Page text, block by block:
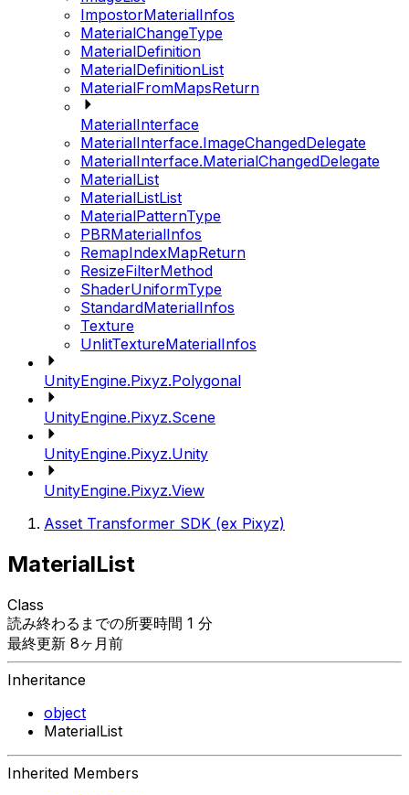
ImpostorMaterialInfos
MaterialChangeType
MaterialDefinition
MaterialDefinitionList
MaterialFromMapsReturn
MaterialInterface
MaterialInterface.ImageChangedDelegate
MaterialInterface.MaterialChangedDelegate
MaterialList
MaterialListList
MaterialPatternType
PBRMaterialInfos
RemapIndexMapReturn
ResizeFilterMethod
ShaderUniformType
StandardMaterialInfos
Texture
UnlitTextureMaterialInfos
UnityEngine.Pixyz.Polygonal
UnityEngine.Pixyz.Scene
UnityEngine.Pixyz.Unity
UnityEngine.Pixyz.View
Asset Transformer SDK (ex Pixyz)
MaterialList
Class
読み終わるまでの所要時間 1 分
最終更新 8ヶ月前
Inheritance
object
MaterialList
Inherited Members